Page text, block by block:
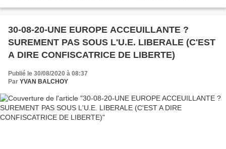
30-08-20-UNE EUROPE ACCEUILLANTE ?
SUREMENT PAS SOUS L'U.E. LIBERALE (C'EST
A DIRE CONFISCATRICE DE LIBERTE)
Publié le 30/08/2020 à 08:37
Par YVAN BALCHOY